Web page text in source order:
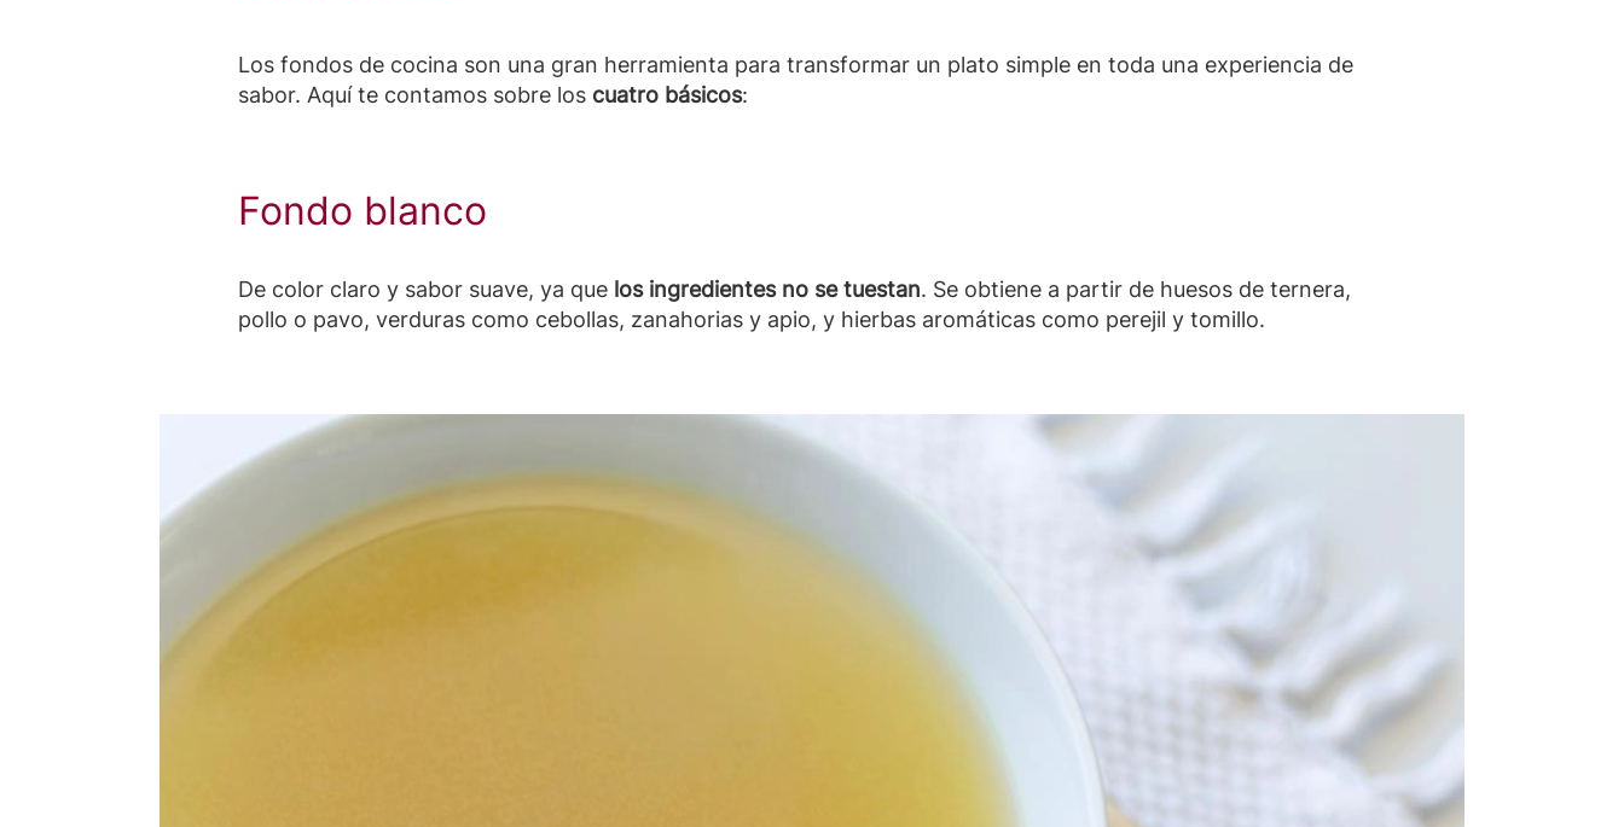
Los fondos de cocina son una gran herramienta para transformar un plato simple en toda una experiencia de
sabor. Aquí te contamos sobre los cuatro básicos:
Fondo blanco
De color claro y sabor suave, ya que los ingredientes no se tuestan. Se obtiene a partir de huesos de ternera,
pollo o pavo, verduras como cebollas, zanahorias y apio, y hierbas aromáticas como perejil y tomillo.